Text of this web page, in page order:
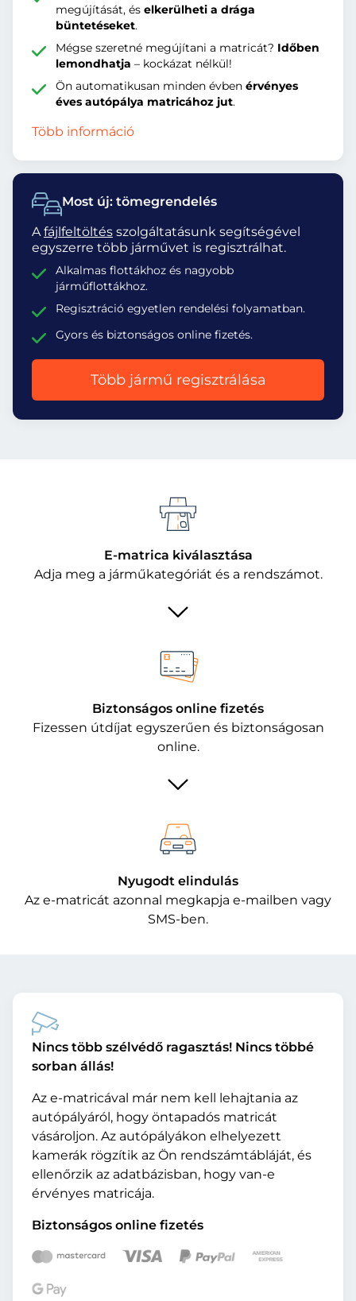
Most új: tömegrendelés
Afájlfeltöltés szolgáltatásunk segítségével
egyszerre több járművet is regisztrálhat.
Alkalmas flottákhoz és nagyobb
járműflottákhoz.
Regisztráció egyetlen rendelési folyamatban.
Gyors és biztonságos online fizetés.
Több jármű regisztrálása
megújítását, éselkerülheti a drága
büntetéseket.
Mégse szeretné megújítani a matricát? Időben
lemondhatja – kockázat nélkül!
Ön automatikusan minden évbenérvényes
éves autópálya matricához jut.
Több információ
E-matrica kiválasztása
Adja meg a járműkategóriát és a rendszámot.
Biztonságos online fizetés
Fizessen útdíjat egyszerűen és biztonságosan
online.
Nyugodt elindulás
Az e-matricát azonnal megkapja e-mailben vagy
SMS-ben.
Nincs több szélvédő ragasztás! Nincs többé
sorban állás!
Az e-matricával már nem kell lehajtania az
autópályáról, hogy öntapadós matricát
vásároljon. Az autópályákon elhelyezett
kamerák rögzítik az Ön rendszámtábláját, és
ellenőrzik az adatbázisban, hogy van-e
érvényes matricája.
Biztonságos online fizetés